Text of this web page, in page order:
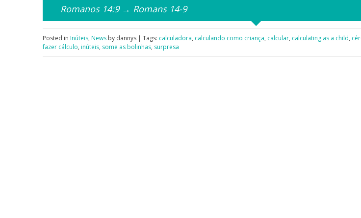
Romanos 14:9 → Romans 14-9
Posted in Inúteis, News by dannys | Tags: calculadora, calculando como criança, calcular, calculating as a child,
fazer cálculo, inúteis, some as bolinhas, surpresa